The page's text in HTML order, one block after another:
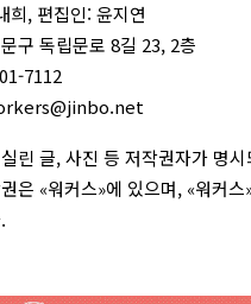
희, 편집인: 윤지연
구 독립문로 8길 23, 2층
7112
린 글, 사진 등 저작권자가 명
은 «워커스»에 있으며, «워커